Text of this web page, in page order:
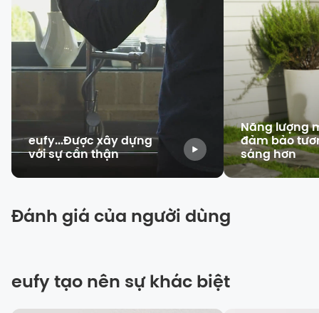
eufy...Được xây dựng
với sự cẩn thận
Năng lượng
đảm bảo
sáng hơn
Đánh giá của người dùng
eufy tạo nên sự khác biệt